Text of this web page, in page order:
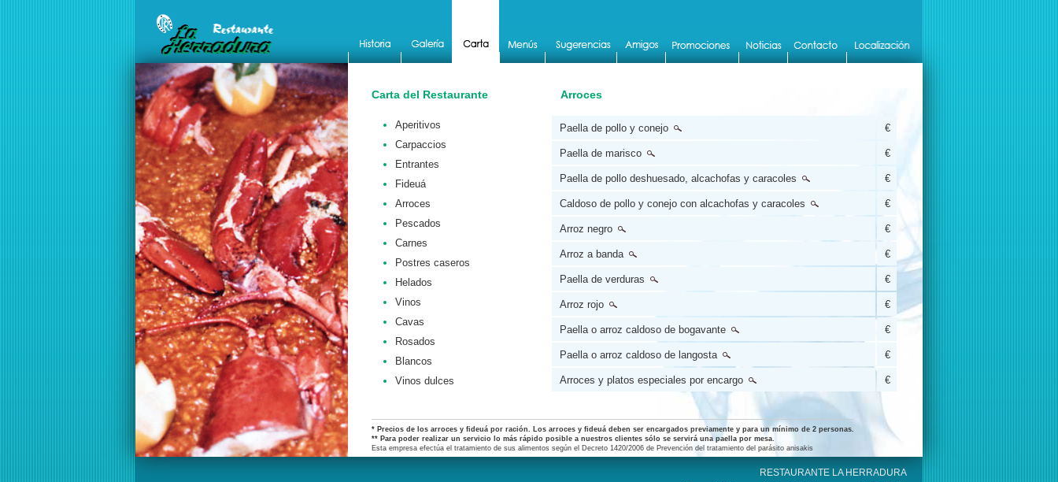
Carta del Restaurante
Aperitivos
Carpaccios
Entrantes
Fideuá
Arroces
Pescados
Carnes
Postres caseros
Helados
Vinos
Cavas
Rosados
Blancos
Vinos dulces
Arroces
Paella de pollo y conejo €
Paella de marisco €
Paella de pollo deshuesado, alcachofas y caracoles €
Caldoso de pollo y conejo con alcachofas y caracoles €
Arroz negro €
Arroz a banda €
Paella de verduras €
Arroz rojo €
Paella o arroz caldoso de bogavante €
Paella o arroz caldoso de langosta €
Arroces y platos especiales por encargo €
* Precios de los arroces y fideuá por ración. Los arroces y fideuá deben ser encargados previamente y para un mínimo de 2 personas.
** Para poder realizar un servicio lo más rápido posible a nuestros clientes sólo se servirá una paella por mesa.
Esta empresa efectúa el tratamiento de sus alimentos según el Decreto 1420/2006 de Prevención del tratamiento del parásito anisakis
RESTAURANTE LA HERRADURA